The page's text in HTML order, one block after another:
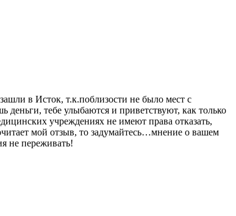
в Исток, т.к.поблизости не было мест с
тебе улыбаются и приветствуют, как только
учреждениях не имеют права отказать,
мой отзыв, то задумайтесь…мнение о вашем
не переживать!